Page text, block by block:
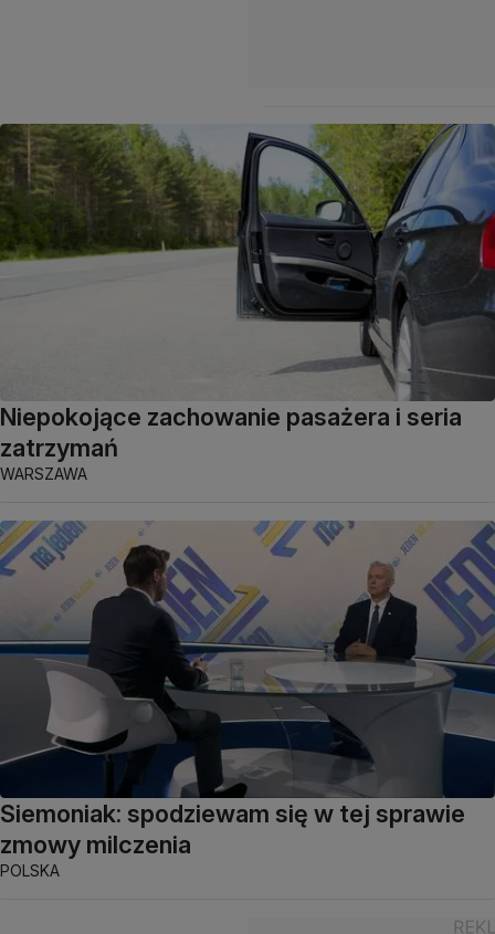
Niepokojące zachowanie pasażera i seria
zatrzymań
WARSZAWA
Siemoniak: spodziewam się w tej sprawie
zmowy milczenia
POLSKA